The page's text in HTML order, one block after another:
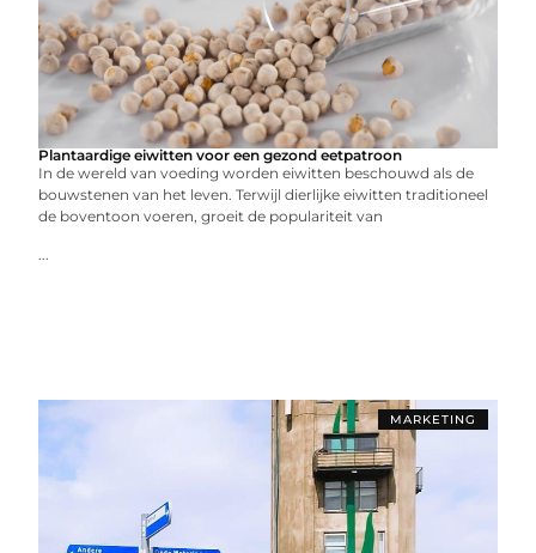
Plantaardige eiwitten voor een gezond eetpatroon
In de wereld van voeding worden eiwitten beschouwd als de
bouwstenen van het leven. Terwijl dierlijke eiwitten traditioneel
de boventoon voeren, groeit de populariteit van
...
MARKETING